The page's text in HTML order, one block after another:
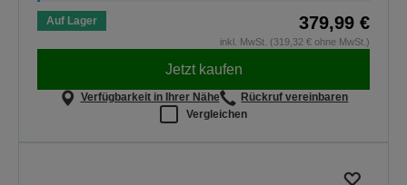
Auf Lager 379,99 €
inkl. MwSt. (319,32 € ohne MwSt.)
Jetzt kaufen
Verfügbarkeit in Ihrer Nähe
Rückruf vereinbaren
Vergleichen